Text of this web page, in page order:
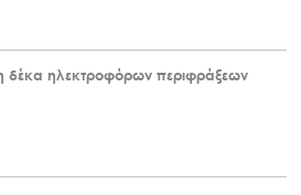
ηλεκτροφόρων περιφράξεων